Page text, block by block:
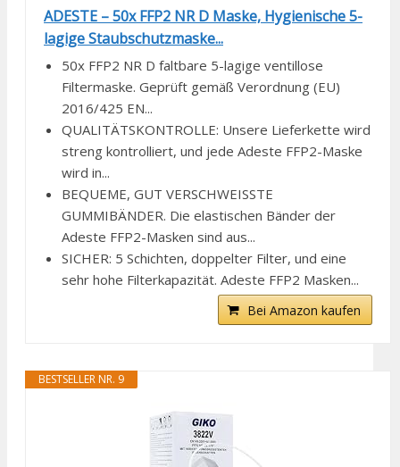
ADESTE – 50x FFP2 NR D Maske, Hygienische 5-
lagige Staubschutzmaske...
50x FFP2 NR D faltbare 5-lagige ventillose
Filtermaske. Geprüft gemäß Verordnung (EU)
2016/425 EN...
QUALITÄTSKONTROLLE: Unsere Lieferkette wird
streng kontrolliert, und jede Adeste FFP2-Maske
wird in...
BEQUEME, GUT VERSCHWEISSTE
GUMMIBÄNDER. Die elastischen Bänder der
Adeste FFP2-Masken sind aus...
SICHER: 5 Schichten, doppelter Filter, und eine
sehr hohe Filterkapazität. Adeste FFP2 Masken...
Bei Amazon kaufen
BESTSELLER NR. 9